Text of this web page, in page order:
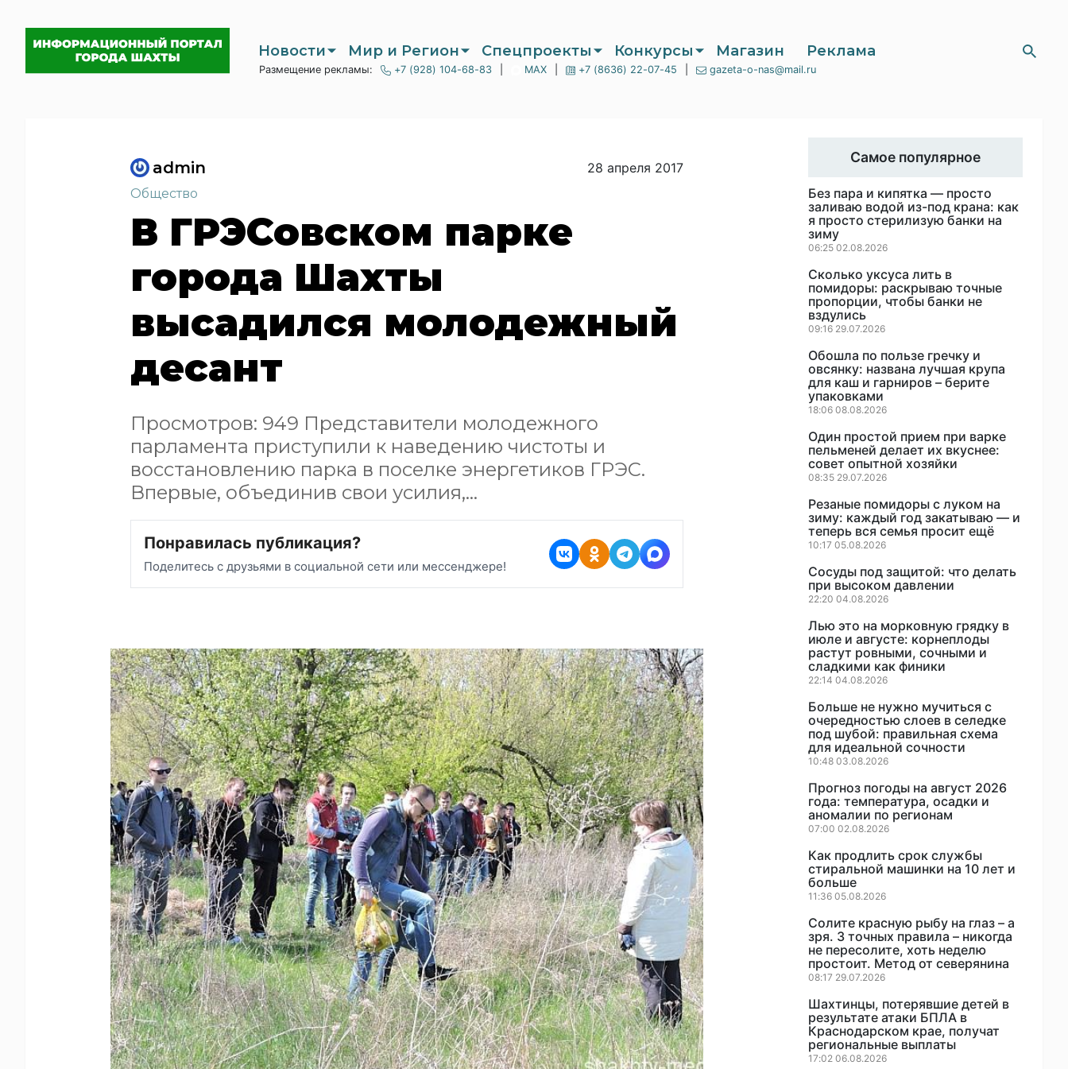
Новости Мир и Регион Спецпроекты Конкурсы Магазин Реклама
Размещение рекламы: +7 (928) 104-68-83 MAX +7 (8636) 22-07-45 gazeta-o-nas@mail.ru
admin 28 апреля 2017
Общество
В ГРЭСовском парке
города Шахты
высадился молодежный
десант
Просмотров: 949 Представители молодежного
парламента приступили к наведению чистоты и
восстановлению парка в поселке энергетиков ГРЭС.
Впервые, объединив свои усилия,…
Понравилась публикация?
Поделитесь с друзьями в социальной сети или мессенджере!
Самое популярное
Без пара и кипятка — просто
заливаю водой из-под крана: как
я просто стерилизую банки на
зиму
06:25 02.08.2026
Сколько уксуса лить в
помидоры: раскрываю точные
пропорции, чтобы банки не
вздулись
09:16 29.07.2026
Обошла по пользе гречку и
овсянку: названа лучшая крупа
для каш и гарниров – берите
упаковками
18:06 08.08.2026
Один простой прием при варке
пельменей делает их вкуснее:
совет опытной хозяйки
08:35 29.07.2026
Резаные помидоры с луком на
зиму: каждый год закатываю — и
теперь вся семья просит ещё
10:17 05.08.2026
Сосуды под защитой: что делать
при высоком давлении
22:20 04.08.2026
Лью это на морковную грядку в
июле и августе: корнеплоды
растут ровными, сочными и
сладкими как финики
22:14 04.08.2026
Больше не нужно мучиться с
очередностью слоев в селедке
под шубой: правильная схема
для идеальной сочности
10:48 03.08.2026
Прогноз погоды на август 2026
года: температура, осадки и
аномалии по регионам
07:00 02.08.2026
Как продлить срок службы
стиральной машинки на 10 лет и
больше
11:36 05.08.2026
Солите красную рыбу на глаз – а
зря. 3 точных правила – никогда
не пересолите, хоть неделю
простоит. Метод от северянина
08:17 29.07.2026
Шахтинцы, потерявшие детей в
результате атаки БПЛА в
Краснодарском крае, получат
региональные выплаты
17:02 06.08.2026